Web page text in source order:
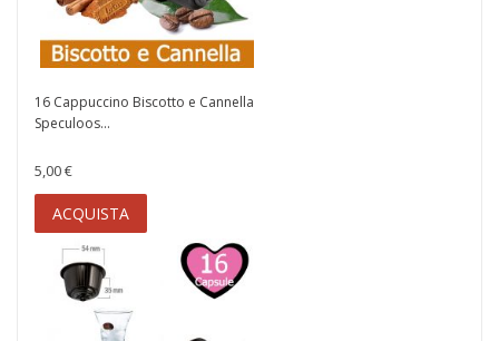
16 Cappuccino Biscotto e Cannella
Speculoos...
5,00 €
ACQUISTA